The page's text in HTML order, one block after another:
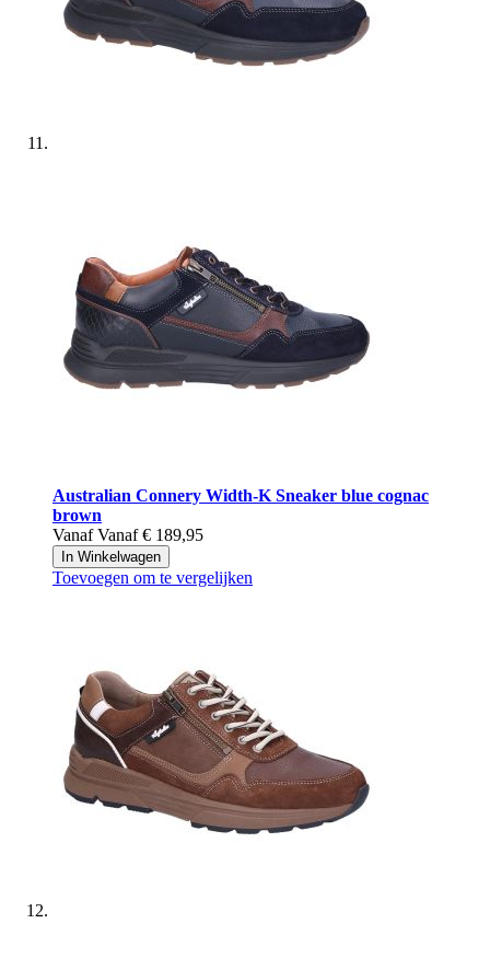
Australian Connery Width-K Sneaker blue cognac
brown
Vanaf Vanaf € 189,95
In Winkelwagen
Toevoegen om te vergelijken